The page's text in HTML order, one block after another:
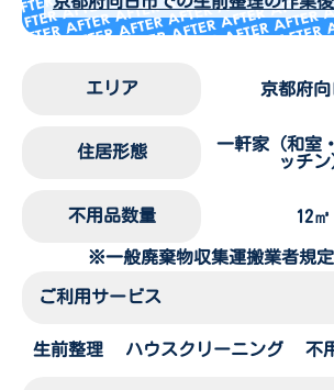
エリア 京都府
住居形態
一軒家（和室
ッチン
不用品数量 12㎥
※一般廃棄物収集運搬業者規
ご利用サービス
生前整理 ハウスクリーニング 不